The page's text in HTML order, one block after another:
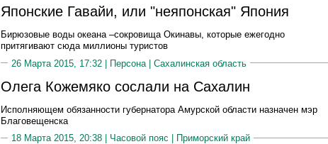
Японские Гавайи, или "неяпонская" Япония
Бирюзовые воды океана –сокровища Окинавы, которые ежегодно
притягивают сюда миллионы туристов
26 Марта 2015, 17:32 | Персона | Сахалинская область
Олега Кожемяко сослали на Сахалин
Исполняющем обязанности губернатора Амурской области назначен мэр
Благовещенска
18 Марта 2015, 20:38 | Часовой пояс Приморский край